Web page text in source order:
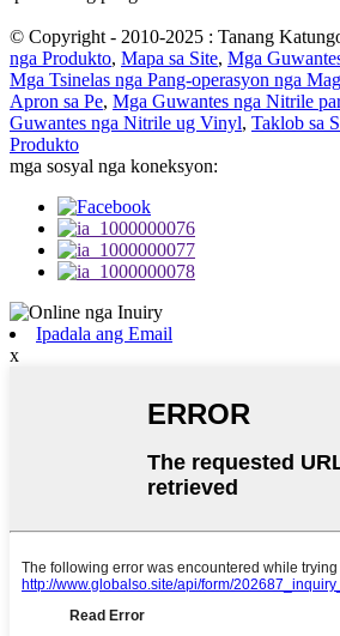
© Copyright - 2010-2025 : Tanang
nga Produkto, Mapa sa Site, Mga
Mga Tsinelas nga Pang-operasyon nga
Apron sa Pe, Mga Guwantes nga Nitrile
Guwantes nga Nitrile ug Vinyl, Taklob sa
Produkto
mga sosyal nga koneksyon:
Ipadala ang Email
x